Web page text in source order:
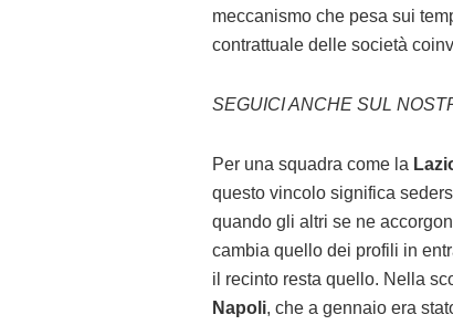
meccanismo che pesa sui
contrattuale delle società
SEGUICI ANCHE SUL
Per una squadra come la
questo vincolo significa
quando gli altri se ne
cambia quello dei profili in
il recinto resta quello. Nella
Napoli, che a gennaio era